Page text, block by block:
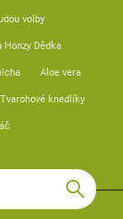
volby
Honzy Dědka
Aloe vera
Tvarohové knedlíky